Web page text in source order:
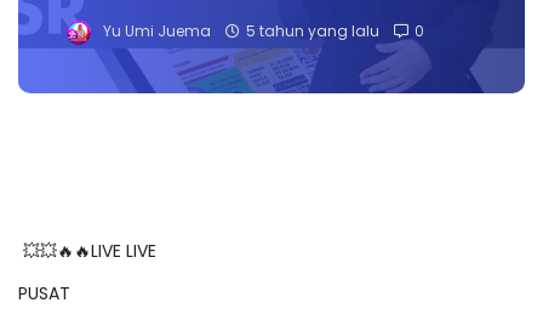
Yu Umi Juema 5 tahun yang lalu 0
💥💥🔥🔥LIVE LIVE
PUSAT